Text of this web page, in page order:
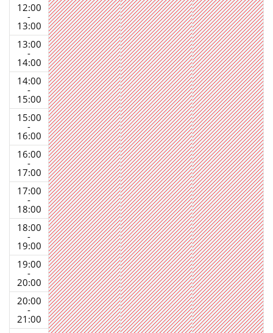
12:00
-
13:00
13:00
-
14:00
14:00
-
15:00
15:00
-
16:00
16:00
-
17:00
17:00
-
18:00
18:00
-
19:00
19:00
-
20:00
20:00
-
21:00